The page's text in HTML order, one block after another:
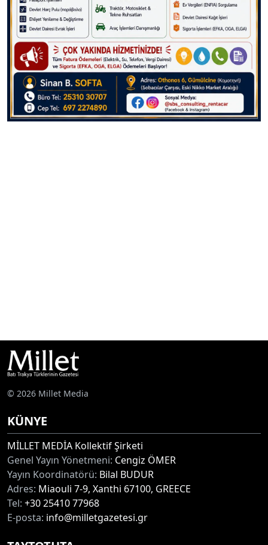
© 2026 Millet Media
KÜNYE
MİLLET MEDİA Kollektif Şirketi
Genel Yayın Yönetmeni: Cengiz ÖMER
Yayın Koordinatörü: Bilal BUDUR
Adres: Miaouli 7-9, Xanthi 67100, GREECE
Tel: +30 25410 77968
E-posta: info@milletgazetesi.gr